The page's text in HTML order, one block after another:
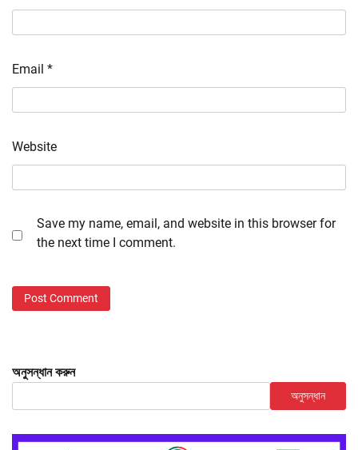
Email *
Website
Save my name, email, and website in this browser for
the next time I comment.
অনুসন্ধান করুন
অনুসন্ধান